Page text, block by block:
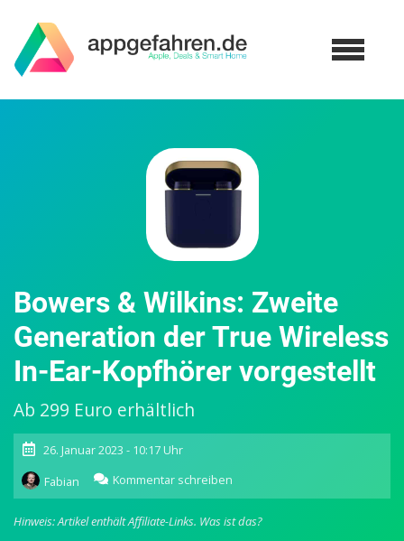
Bowers & Wilkins: Zweite
Generation der True Wireless
In-Ear-Kopfhörer vorgestellt
Ab 299 Euro erhältlich
26. Januar 2023 - 10:17 Uhr
Fabian
Kommentar schreiben
Bowers
Wilkins:
Hinweis: Artikel enthält Affiliate-Links. Was ist das?